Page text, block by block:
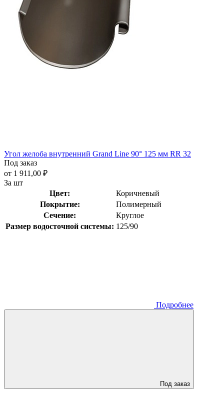
Угол желоба внутренний Grand Line 90° 125 мм RR 32
Под заказ
от 1 911,00 ₽
За шт
Цвет:
Коричневый
Покрытие:
Полимерный
Сечение:
Круглое
Размер водосточной системы: 125/90
Подробнее
Под заказ